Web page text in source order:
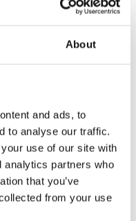
About
and ads, to
to analyse our traffic.
use of our site with
analytics partners who
that you’ve
from your use
VisionX Bultfäste
OPTITECH
Enkelbultfäste för Vision
X Optitech LED-blixtljus.